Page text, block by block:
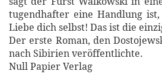
tugendhafter eine Handlung
Liebe dich selbst! Das ist die
Der erste Roman, den
nach Sibirien veröffentlichte.
Null Papier Verlag